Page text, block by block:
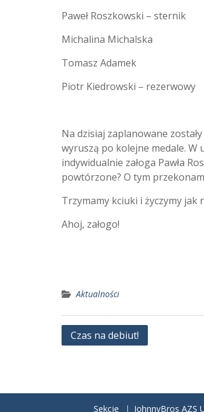
Paweł Roszkowski – sternik
Michalina Michalska
Tomasz Adamek
Piotr Kiedrowski – rezerwowy
Na dzisiaj zaplanowane
wyruszą po kolejne medale. W
indywidualnie załoga Pawła
powtórzone? O tym
Trzymamy kciuki i życzymy jak
Ahoj, załogo!
Aktualności
Nawigacja
Czas na debiut!
Sekcje JohnnyBros AZS